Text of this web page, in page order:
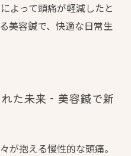
よって頭痛が軽減したと
美容鍼で、快適な日常生
た未来 - 美容鍼で新
が抱える慢性的な頭痛。